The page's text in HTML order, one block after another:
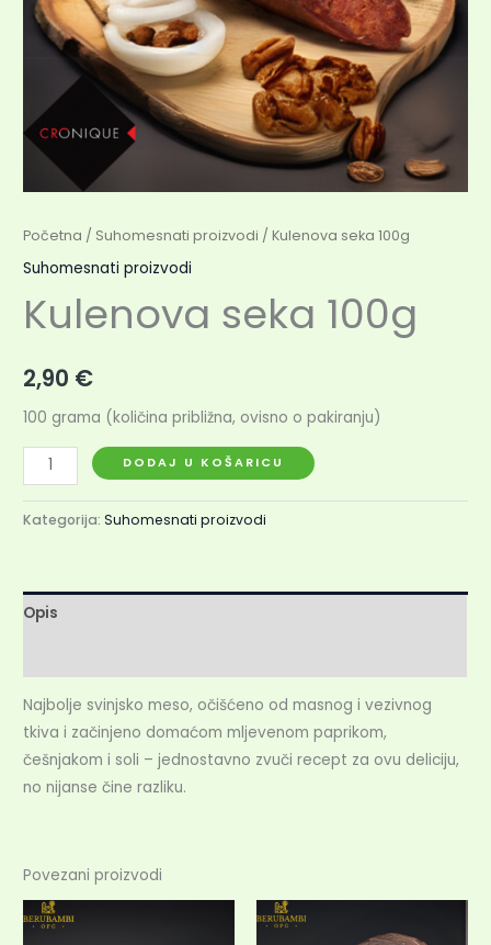
Početna / Suhomesnati proizvodi / Kulenova seka 100g
Suhomesnati proizvodi
Kulenova seka 100g
2,90 €
100 grama (količina približna, ovisno o pakiranju)
DODAJ U KOŠARICU
Kategorija:Suhomesnati proizvodi
Opis
Najbolje svinjsko meso, očišćeno od masnog i vezivnog
tkiva i začinjeno domaćom mljevenom paprikom,
češnjakom i soli – jednostavno zvuči recept za ovu deliciju,
no nijanse čine razliku.
Povezani proizvodi